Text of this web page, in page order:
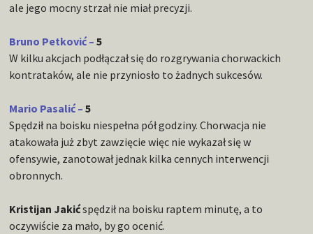
ale jego mocny strzał nie miał precyzji.
Bruno Petković – 5
W kilku akcjach podłączał się do rozgrywania chorwackich
kontrataków, ale nie przyniosło to żadnych sukcesów.
Mario Pasalić – 5
Spędził na boisku niespełna pół godziny. Chorwacja nie
atakowała już zbyt zawzięcie więc nie wykazał się w
ofensywie, zanotował jednak kilka cennych interwencji
obronnych.
Kristijan Jakićspędził na boisku raptem minutę, a to
oczywiście za mało, by go ocenić.